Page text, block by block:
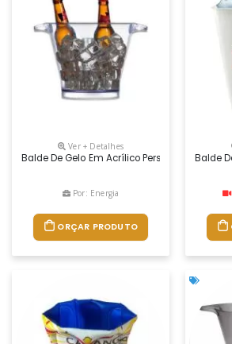
Ver + Detalhes
Balde De Gelo Em Acrílico Personalizado
Por: Energia
ORÇAR PRODUTO
Balde